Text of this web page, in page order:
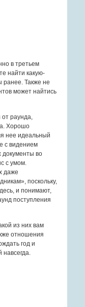
в третьем
найти какую-
ранее. Также не
может найтись
от раунда,
Хорошо
нее идеальный
с видением
во
с умом.
даже
поскольку,
и понимают,
поступления
из них вам
отношения
год и
навсегда.